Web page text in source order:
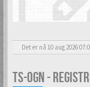
Det er nå 10 aug 2026
TS-OGN -